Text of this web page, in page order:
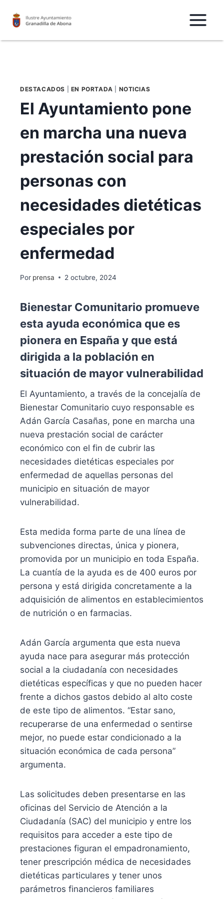
DESTACADOS EN PORTADA NOTICIAS
El Ayuntamiento pone
en marcha una nueva
prestación social para
personas con
necesidades dietéticas
especiales por
enfermedad
Por prensa 2 octubre, 2024
Bienestar Comunitario promueve
esta ayuda económica que es
pionera en España y que está
dirigida a la población en
situación de mayor vulnerabilidad
El Ayuntamiento, a través de la concejalía de
Bienestar Comunitario cuyo responsable es
Adán García Casañas, pone en marcha una
nueva prestación social de carácter
económico con el fin de cubrir las
necesidades dietéticas especiales por
enfermedad de aquellas personas del
municipio en situación de mayor
vulnerabilidad.
Esta medida forma parte de una línea de
subvenciones directas, única y pionera,
promovida por un municipio en toda España.
La cuantía de la ayuda es de 400 euros por
persona y está dirigida concretamente a la
adquisición de alimentos en establecimientos
de nutrición o en farmacias.
Adán García argumenta que esta nueva
ayuda nace para asegurar más protección
social a la ciudadanía con necesidades
dietéticas específicas y que no pueden hacer
frente a dichos gastos debido al alto coste
de este tipo de alimentos. “Estar sano,
recuperarse de una enfermedad o sentirse
mejor, no puede estar condicionado a la
situación económica de cada persona”
argumenta.
Las solicitudes deben presentarse en las
oficinas del Servicio de Atención a la
Ciudadanía (SAC) del municipio y entre los
requisitos para acceder a este tipo de
prestaciones figuran el empadronamiento,
tener prescripción médica de necesidades
dietéticas particulares y tener unos
parámetros financieros familiares